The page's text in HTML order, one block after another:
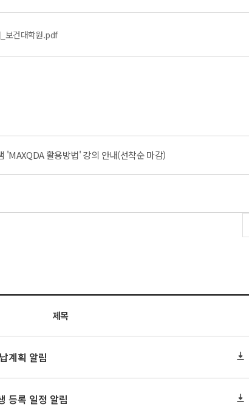
보건대학원.pdf
'MAXQDA 활용방법' 강의 안내(선착순 마감)
제목
계획 알림
등록 일정 알림